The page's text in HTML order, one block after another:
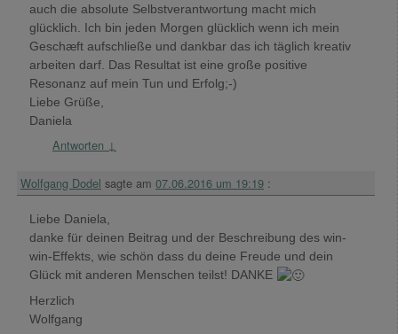
auch die absolute Selbstverantwortung macht mich
glücklich. Ich bin jeden Morgen glücklich wenn ich mein
Geschæft aufschließe und dankbar das ich täglich kreativ
arbeiten darf. Das Resultat ist eine große positive
Resonanz auf mein Tun und Erfolg;-)
Liebe Grüße,
Daniela
Antworten ↓
Wolfgang Dodel sagte am 07.06.2016 um 19:19 :
Liebe Daniela,
danke für deinen Beitrag und der Beschreibung des win-
win-Effekts, wie schön dass du deine Freude und dein
Glück mit anderen Menschen teilst! DANKE
Herzlich
Wolfgang